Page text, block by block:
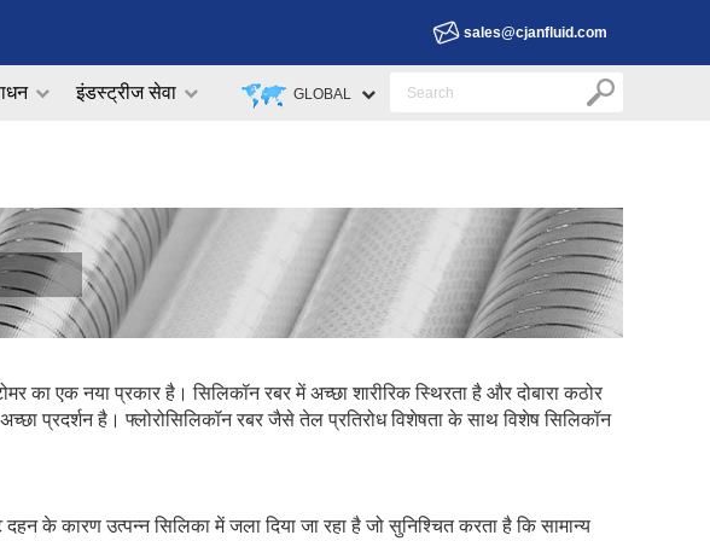
sales@cjanfluid.com
GLOBAL
इंडस्ट्रीज सेवा
एक नया प्रकार है। सिलिकॉन रबर में अच्छा शारीरिक स्थिरता है और दोबारा कठोर
प्रदर्शन है। फ्लोरोसिलिकॉन रबर जैसे तेल प्रतिरोध विशेषता के साथ विशेष सिलिकॉन
के कारण उत्पन्न सिलिका में जला दिया जा रहा है जो सुनिश्चित करता है कि सामान्य